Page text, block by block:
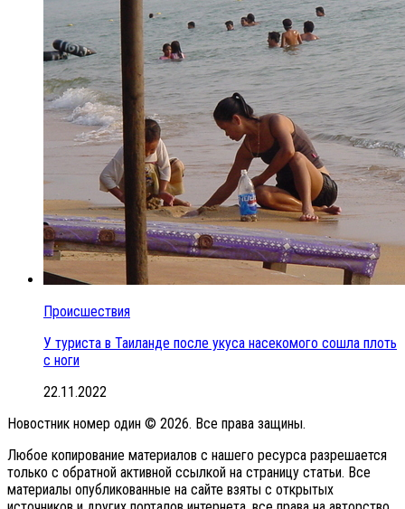
Происшествия
У туриста в Таиланде после укуса насекомого сошла плоть
с ноги
22.11.2022
Новостник номер один © 2026. Все права защины.
Любое копирование материалов с нашего ресурса разрешается
только с обратной активной ссылкой на страницу статьи. Все
материалы опубликованные на сайте взяты с открытых